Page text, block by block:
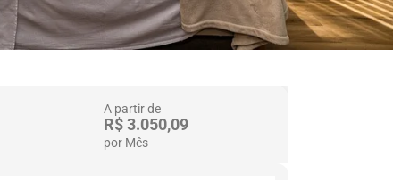
A partir de
R$ 3.050,09
por Mês